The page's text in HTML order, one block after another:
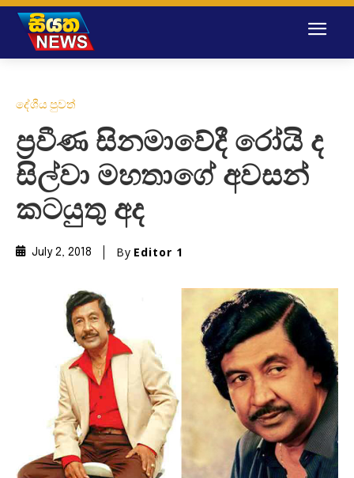
දේශීය පුවත්
ප්‍රවීණ සිනමාවේදී රෝයි ද
සිල්වා මහතාගේ අවසන්
කටයුතු අද
July 2, 2018 By Editor 1